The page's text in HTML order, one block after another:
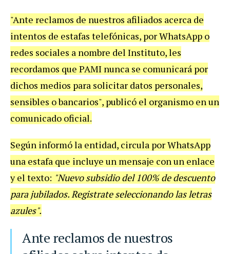
"Ante reclamos de nuestros afiliados acerca de
intentos de estafas telefónicas, por WhatsApp o
redes sociales a nombre del Instituto, les
recordamos que PAMI nunca se comunicará por
dichos medios para solicitar datos personales,
sensibles o bancarios", publicó el organismo en un
comunicado oficial.
Según informó la entidad, circula por WhatsApp
una estafa que incluye un mensaje con un enlace
y el texto: "Nuevo subsidio del 100% de descuento
para jubilados. Registrate seleccionando las letras
azules".
Ante reclamos de nuestros